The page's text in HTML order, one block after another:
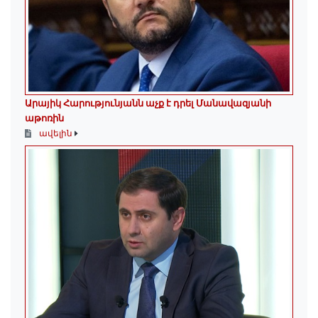
Արայիկ Հարությունյանն աչք է դրել Մանավազյանի
աթոռին
ավելին